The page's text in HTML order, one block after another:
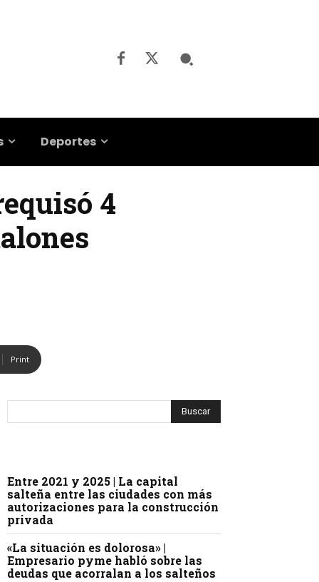
Deportes
4
Print
Entre 2021 y 2025 | La capital
salteña entre las ciudades con más
autorizaciones para la construcción
privada
«La situación es dolorosa» |
Empresario pyme habló sobre las
deudas que acorralan a los salteños